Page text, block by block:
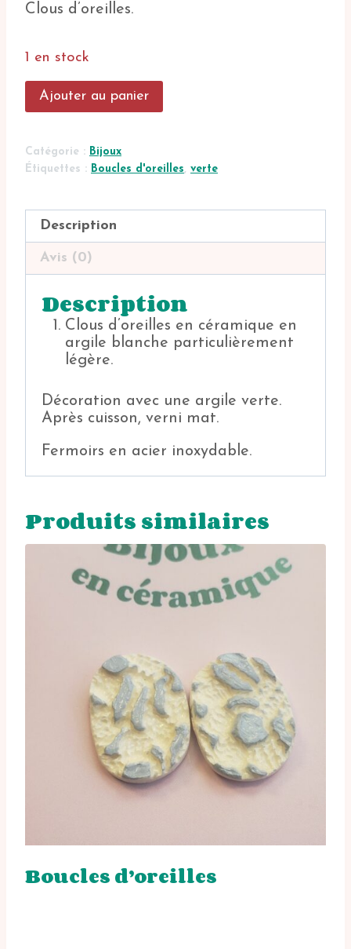
Clous d’oreilles.
1 en stock
quantité
Ajouter au panier
Catégorie : Bijoux
Étiquettes : Boucles d'oreilles, verte
Description
Avis (0)
Description
Clous d’oreilles en céramique en
argile blanche particulièrement
légère.
Décoration avec une argile verte.
Après cuisson, verni mat.
Fermoirs en acier inoxydable.
Produits similaires
Boucles d’oreilles